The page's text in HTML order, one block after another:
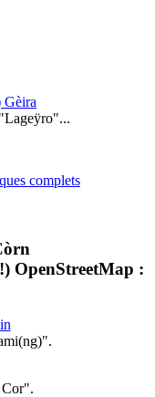
Gèira
complets
OpenStreetMap :